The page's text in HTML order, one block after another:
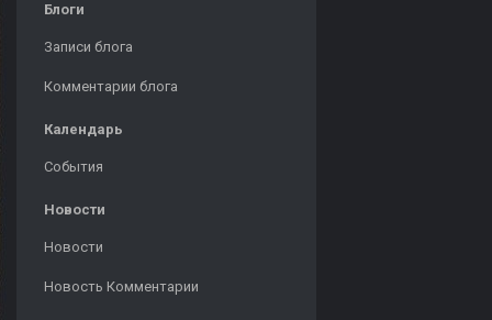
Блоги
Записи блога
Комментарии блога
Календарь
События
Новости
Новости
Новость Комментарии